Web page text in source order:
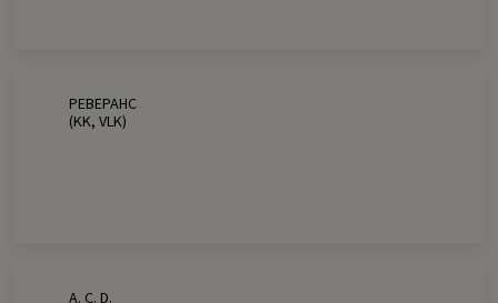
РЕВЕРАНС
(KK, VLK)
A. C. D.